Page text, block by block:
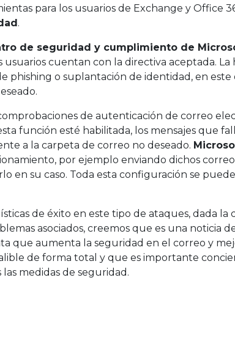
para los usuarios de Exchange y Office
.
de seguridad y cumplimiento de
cuentan con la directiva aceptada.
phishing o suplantación de identidad, en
de autenticación de correo
función esté habilitada, los mensajes que
a la carpeta de correo no deseado.
por ejemplo enviando dichos
en su caso. Toda esta configuración se
de éxito en este tipo de ataques, dada
asociados, creemos que es una noticia
que aumenta la seguridad en el correo y
de forma total y que es importante
medidas de seguridad.